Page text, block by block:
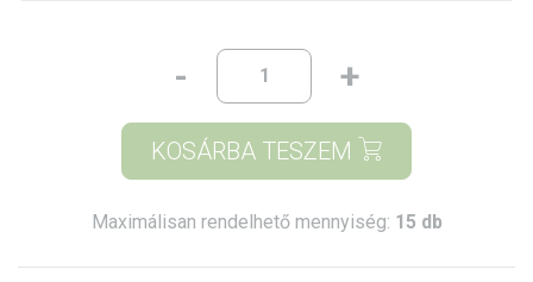
- +
KOSÁRBA TESZEM
Maximálisan rendelhető mennyiség: 15 db